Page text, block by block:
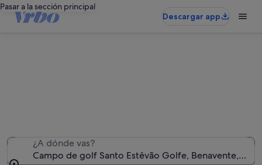
Pasar a la sección principal
Descargar app
¿A dónde vas?
Campo de golf Santo Estêvão Golfe, Benavente,